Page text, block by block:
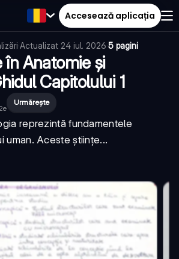
Accesează aplicația
·Actualizat 24 iul. 2026·5 pagini
Anatomie și
Capitolului 1
Urmărește
reprezintă fundamentele
uman. Aceste științe...